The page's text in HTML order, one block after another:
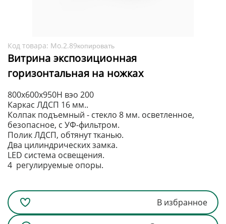
Код товара: Мо.2.89копировать
Витрина экспозиционная
горизонтальная на ножках
Каркас ЛДСП 16 мм..
Колпак подъемный - стекло 8 мм. осветленное,
безопасное, с УФ-фильтром.
Полик ЛДСП, обтянут тканью.
Два цилиндрических замка.
LED система освещения.
4 регулируемые опоры.
800x600x950H вэо 200
В избранное